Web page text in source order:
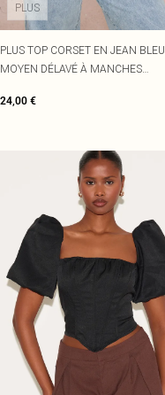
PLUS
PLUS TOP CORSET EN JEAN BLEU
MOYEN DÉLAVÉ À MANCHES
24,00 €